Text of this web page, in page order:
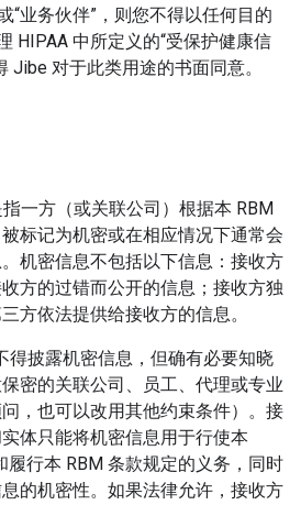
“业务伙伴”，则您不得以任何目的
HIPAA 中所定义的“受保护健康信
Jibe 对于此类用途的书面同意。
指一方（或关联公司）根据本 RBM
标记为机密或在相应情况下通常会
机密信息不包括以下信息：接收方
方的过错而公开的信息；接收方独
方依法提供给接收方的信息。
得披露机密信息，但确有必要知晓
密的关联公司、员工、代理或专业
，也可以改用其他约束条件）。接
体只能将机密信息用于行使本
履行本 RBM 条款规定的义务，同时
的机密性。如果法律允许，接收方